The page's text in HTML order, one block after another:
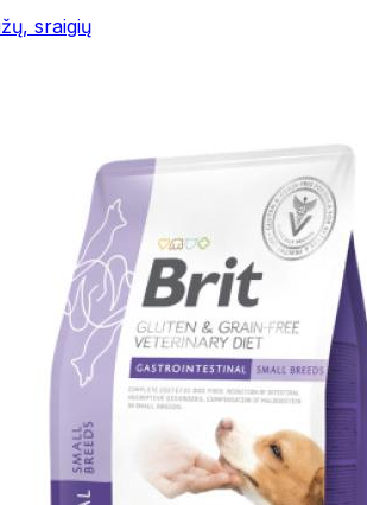
sraigių